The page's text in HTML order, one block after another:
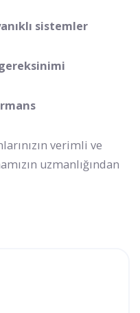
sistemler
verimli ve
uzmanlığından